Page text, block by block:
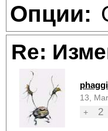
Опции:
Re:
phaggi
13,
+
2